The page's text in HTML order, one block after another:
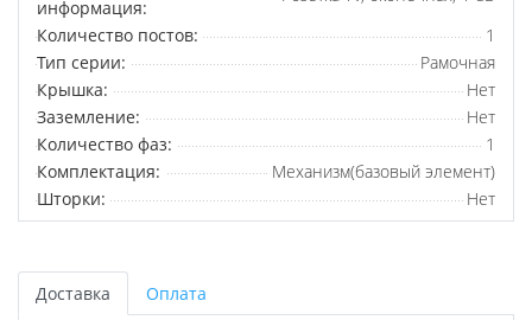
информация:
Количество постов:
1
Тип серии:
Рамочная
Крышка:
Нет
Заземление:
Нет
Количество фаз:
1
Комплектация:
Механизм(базовый элемент)
Шторки:
Нет
Доставка Оплата